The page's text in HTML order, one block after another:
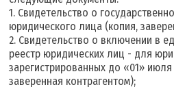
1. Свидетельство о
юридического лица (копия,
2. Свидетельство о включении в
реестр юридических лиц - для
зарегистрированных до «01»
заверенная контрагентом);